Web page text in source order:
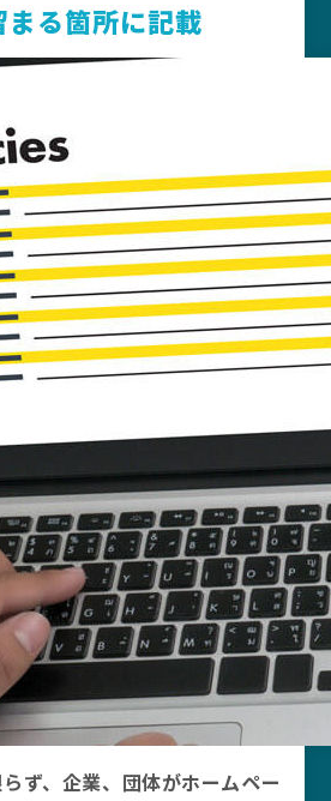
る箇所に記載
ず、企業、団体がホームペー